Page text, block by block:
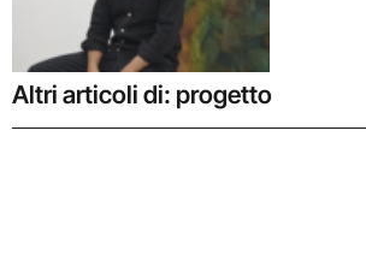
Altri articoli di: progetto